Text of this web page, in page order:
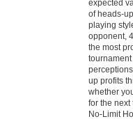
expected
of heads-
playing
opponent,
the most
up profits
whether
for the
No-Limit